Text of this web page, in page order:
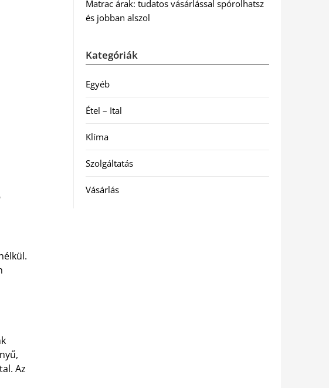
Az
Matrac árak: tudatos vásárlással spórolhatsz
és jobban alszol
Kategóriák
Egyéb
Étel – Ital
Klíma
Szolgáltatás
Vásárlás